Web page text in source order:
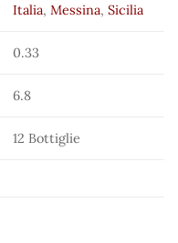
Italia,Messina,Sicilia
0.33
6.8
12 Bottiglie